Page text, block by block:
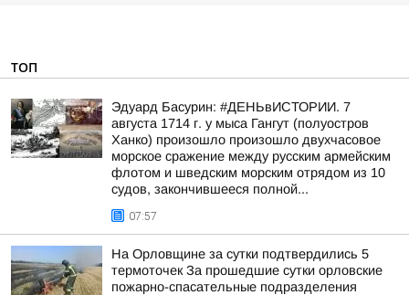
ТОП
Эдуард Басурин: #ДЕНЬвИСТОРИИ. 7
августа 1714 г. у мыса Гангут (полуостров
Ханко) произошло произошло двухчасовое
морское сражение между русским армейским
флотом и шведским морским отрядом из 10
судов, закончившееся полной...
07:57
На Орловщине за сутки подтвердились 5
термоточек За прошедшие сутки орловские
пожарно-спасательные подразделения